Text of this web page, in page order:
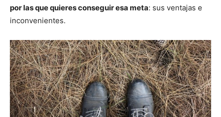
por las que quieres conseguir esa meta: sus ventajas e
inconvenientes.